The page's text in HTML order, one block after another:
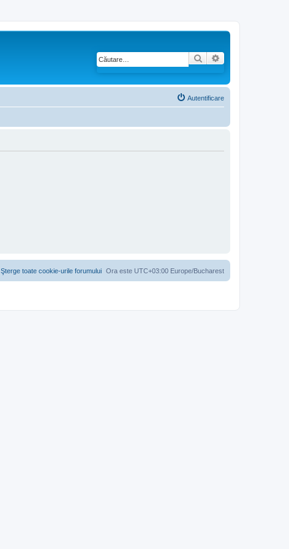
Căutare
Autentificare
Ora este UTC+03:00 Europe/Bucharest
Şterge toate cookie-urile forumului